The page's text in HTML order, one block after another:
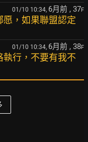
01/10 10:34, 6月前 , 37F
，如果聯盟認定
01/10 10:34, 6月前 , 38F
行，不要有我不